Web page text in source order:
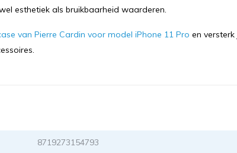
esthetiek als bruikbaarheid waarderen.
van Pierre Cardin voor model iPhone 11 Pro en
8719273154793